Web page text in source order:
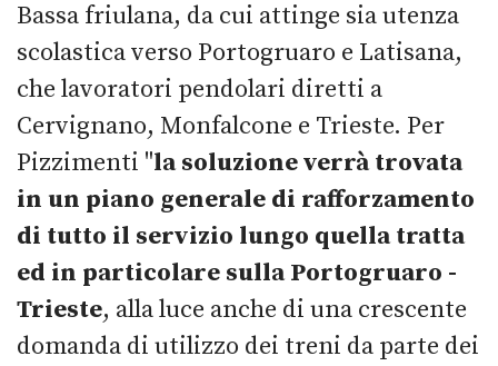
Bassa friulana, da cui attinge sia utenza
scolastica verso Portogruaro e Latisana,
che lavoratori pendolari diretti a
Cervignano, Monfalcone e Trieste. Per
Pizzimenti "la soluzione verrà trovata
in un piano generale di rafforzamento
di tutto il servizio lungo quella tratta
ed in particolare sulla Portogruaro -
Trieste, alla luce anche di una crescente
domanda di utilizzo dei treni da parte dei